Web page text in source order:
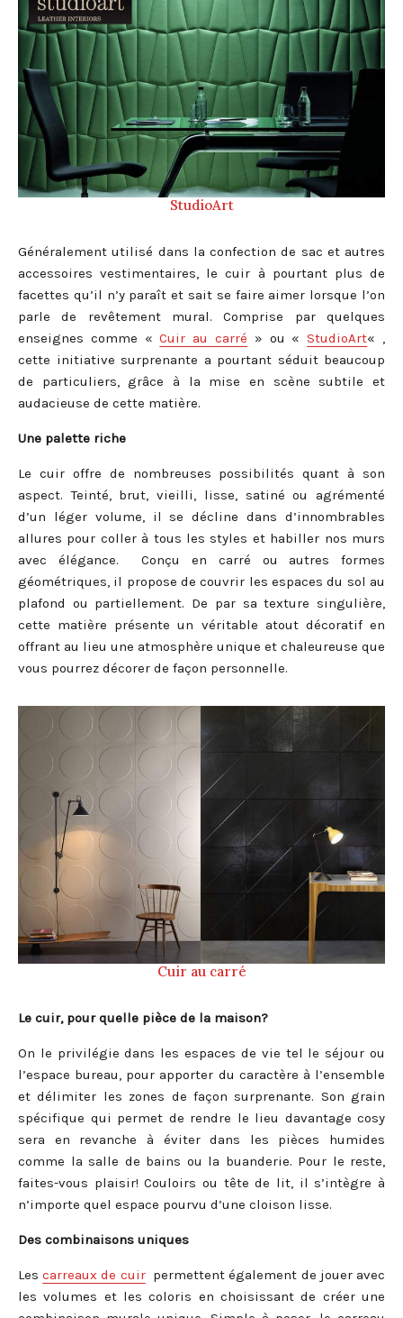
StudioArt
Généralement utilisé dans la confection de sac et autres
accessoires vestimentaires, le cuir à pourtant plus de
facettes qu’il n’y paraît et sait se faire aimer lorsque l’on
parle de revêtement mural. Comprise par quelques
enseignes comme «Cuir au carré » ou «StudioArt« ,
cette initiative surprenante a pourtant séduit beaucoup
de particuliers, grâce à la mise en scène subtile et
audacieuse de cette matière.
Une palette riche
Le cuir offre de nombreuses possibilités quant à son
aspect. Teinté, brut, vieilli, lisse, satiné ou agrémenté
d’un léger volume, il se décline dans d’innombrables
allures pour coller à tous les styles et habiller nos murs
avec élégance. Conçu en carré ou autres formes
géométriques, il propose de couvrir les espaces du sol au
plafond ou partiellement. De par sa texture singulière,
cette matière présente un véritable atout décoratif en
offrant au lieu une atmosphère unique et chaleureuse que
vous pourrez décorer de façon personnelle.
Cuir au carré
Le cuir, pour quelle pièce de la maison?
On le privilégie dans les espaces de vie tel le séjour ou
l’espace bureau, pour apporter du caractère à l’ensemble
et délimiter les zones de façon surprenante. Son grain
spécifique qui permet de rendre le lieu davantage cosy
sera en revanche à éviter dans les pièces humides
comme la salle de bains ou la buanderie. Pour le reste,
faites-vous plaisir! Couloirs ou tête de lit, il s’intègre à
n’importe quel espace pourvu d’une cloison lisse.
Des combinaisons uniques
Lescarreaux de cuirpermettent également de jouer avec
les volumes et les coloris en choisissant de créer une